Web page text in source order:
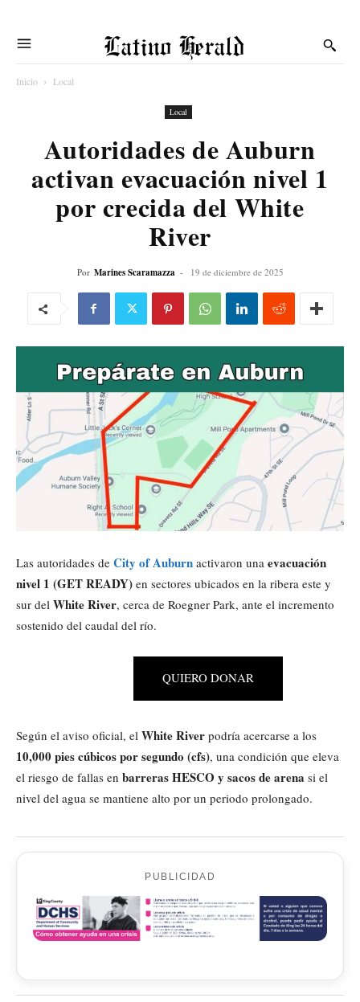
Latino Herald
Inicio Local
Local
Autoridades de Auburn
activan evacuación nivel 1
por crecida del White
River
Por Marines Scaramazza - 19 de diciembre de 2025
Las autoridades de City of Auburn activaron una evacuación
nivel 1 (GET READY) en sectores ubicados en la ribera este y
sur del White River, cerca de Roegner Park, ante el incremento
sostenido del caudal del río.
QUIERO DONAR
Según el aviso oficial, el White River podría acercarse a los
10,000 pies cúbicos por segundo (cfs), una condición que eleva
el riesgo de fallas en barreras HESCO y sacos de arena si el
nivel del agua se mantiene alto por un periodo prolongado.
PUBLICIDAD